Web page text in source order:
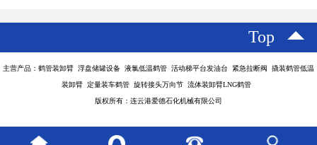
Top
主营产品：鹤管装卸臂 浮盘储罐设备 液氯低温鹤管 活动梯平台发油台 紧急拉断阀 撬装鹤管低温
装卸臂 定量装车鹤管 旋转接头万向节 流体装卸臂LNG鹤管
版权所有：连云港爱德石化机械有限公司